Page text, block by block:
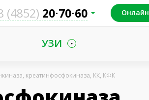
(4852) 20 70 60
УЗИ
креатинфосфокиназа, КК, КФК